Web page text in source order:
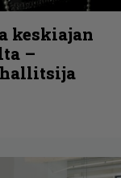
keskiajan
–
hallitsija